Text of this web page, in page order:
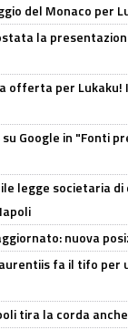
del Monaco per
la
offerta per
Google in "Fonti
legge societaria
nuova
fa il tifo per
tira la corda